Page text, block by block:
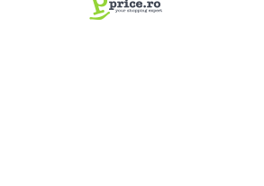
Imbracaminte ciclism copii